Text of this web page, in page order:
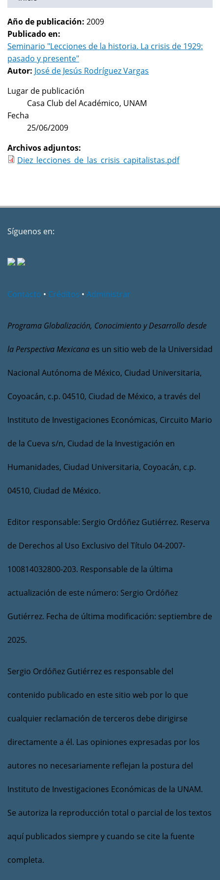
Año de publicación: 2009
Publicado en:
Seminario "Lecciones de la historia. La crisis de 1929:
pasado y presente"
Autor: José de Jesús Rodríguez Vargas
Lugar de publicación
Casa Club del Académico, UNAM
Fecha
25/06/2009
Archivos adjuntos:
Diez_lecciones_de_las_crisis_capitalistas.pdf
Síguenos en:
Contacto • Créditos • Administrar
Programa Globalización, Conocimiento y Desarrollo desde
la Perspectiva Mexicana es un sitio web de la Universidad
Nacional Autónoma de México, Ciudad Universitaria,
Coyoacán, c.p. 04510, Ciudad de México, a través del
Instituto de Investigaciones Económicas, Circuito Mario
de la Cueva s/n, Ciudad de la Investigación en
Humanidades, Ciudad Universitaria, Coyoacán, c.p.
04510, Ciudad de México.
Editor responsable: Sergio Ordóñez Gutiérrez. Reserva
de Derechos al Uso Exclusivo del Título 04-2007-
100814032800-203. Responsable de la última
actualización de este número: Sergio Ordóñez
Gutiérrez. Fecha de última modificación: septiembre de
2025.
Sergio Ordóñez Gutiérrez es responsable del
contenido publicado en este sitio web por lo que
cualquier reclamación de terceros debe dirigirse
directamente a él. Las opiniones expresadas por los
autores no necesariamente reflejan la postura del
Instituto de Investigaciones Económicas de la UNAM.
Se autoriza la reproducción total o parcial de los textos
aquí publicados siempre y cuando se cite la fuente
completa.